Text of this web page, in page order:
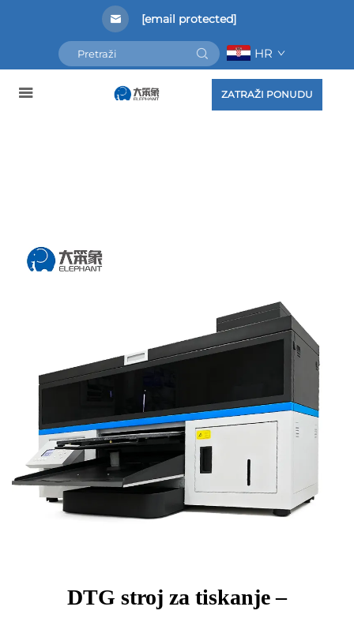
[email protected]
HR
ZATRAŽI PONUDU
DTG stroj za tiskanje –